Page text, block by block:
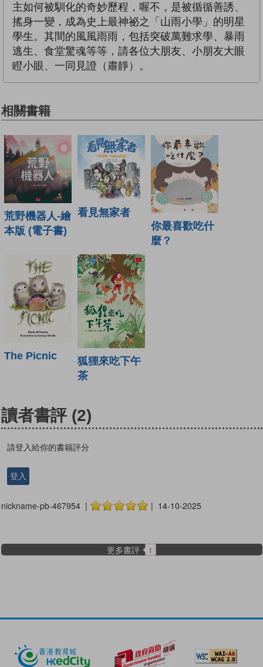
主如何被馴化的奇妙歷程，喔不，是被循循善誘、
搖身一變，成為史上最神祕之「山雨小學」的明星
學生。其間的風風雨雨，包括突破萬難求學、暴雨
逃生、食堂驚魂等等，請各位大朋友、小朋友大眼
瞪小眼、一同見證（肅靜）。
相關書籍
荒野機器人-繪
本版 (電子書)
看見無家者
你最喜歡吃什
麼？
The Picnic
狐狸來吃下午
茶
讀者書評 (2)
請登入給你的書籍評分
登入
nickname-pb-467954 | | 14-10-2025
更多書評 1